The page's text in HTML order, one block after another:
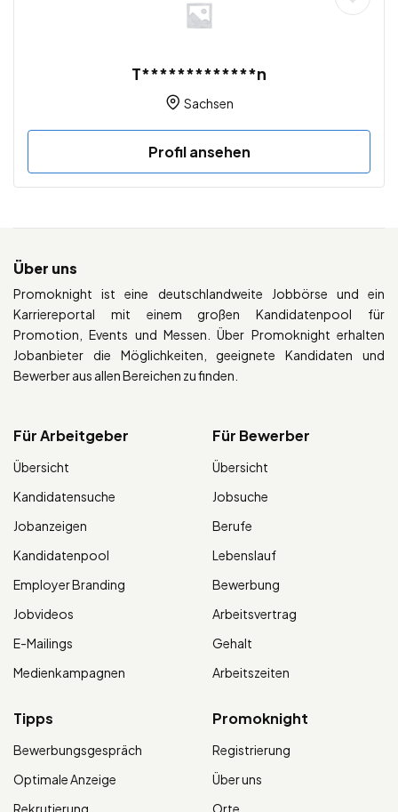
T*************n
Sachsen
Profil ansehen
Über uns
Promoknight ist eine deutschlandweite Jobbörse und ein
Karriereportal mit einem großen Kandidatenpool für
Promotion, Events und Messen. Über Promoknight erhalten
Jobanbieter die Möglichkeiten, geeignete Kandidaten und
Bewerber aus allen Bereichen zu finden.
Für Arbeitgeber
Übersicht
Kandidatensuche
Jobanzeigen
Kandidatenpool
Employer Branding
Jobvideos
E-Mailings
Medienkampagnen
Für Bewerber
Übersicht
Jobsuche
Berufe
Lebenslauf
Bewerbung
Arbeitsvertrag
Gehalt
Arbeitszeiten
Tipps
Bewerbungsgespräch
Optimale Anzeige
Promoknight
Registrierung
Über uns